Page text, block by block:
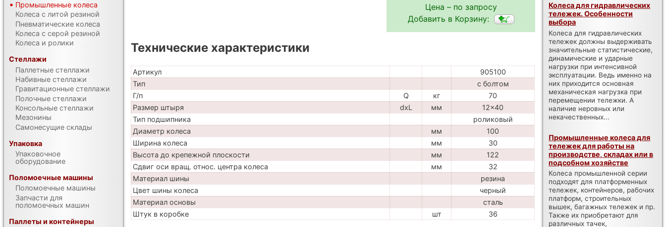
Цена – по запросу
Добавить в Корзину:
Технические характеристики
Артикул
905100
Тип
с болтом
Г/п
Q кг
70
Размер штыря
dxL мм
12x40
Тип подшипника
роликовый
Диаметр колеса
мм
100
Ширина колеса
мм
30
Высота до крепежной плоскости
мм
122
Сдвиг оси вращ. относ. центра колеса
мм
32
Материал шины
резина
Цвет шины колеса
черный
Материал основы
сталь
Штук в коробке
шт 36
Промышленные колеса
Колеса с литой резиной
Пневматические колеса
Колеса с серой резиной
Колеса и ролики
Стеллажи
Паллетные стеллажи
Набивные стеллажи
Гравитационные стеллажи
Полочные стеллажи
Консольные стеллажи
Мезонины
Самонесущие склады
Упаковка
Упаковочное
оборудование
Поломоечные машины
Поломоечные машины
Запчасти для
поломоечных машин
Паллеты и контейнеры
Колеса для гидравлических
тележек. Особенности
выбора
Колеса для гидравлических
тележек должны выдерживать
значительные статистические,
динамические и ударные
нагрузки при интенсивной
эксплуатации. Ведь именно на
них приходится основная
механическая нагрузка при
перемещении тележки. А
наличие неровных или
некачественных...
Промышленные колеса для
тележек для работы на
производстве, складах или в
подсобном хозяйстве
Колеса промышленной серии
подходят для платформенных
тележек, контейнеров, рабочих
платформ, строительных
вышек, багажных тележек и пр.
Также их приобретают для
различных тачек,